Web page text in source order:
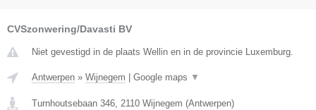
CVSzonwering/Davasti BV
Niet gevestigd in de plaats Wellin en in de provincie Luxemburg.
Antwerpen » Wijnegem Google maps ▼
Turnhoutsebaan 346, 2110 Wijnegem (Antwerpen)